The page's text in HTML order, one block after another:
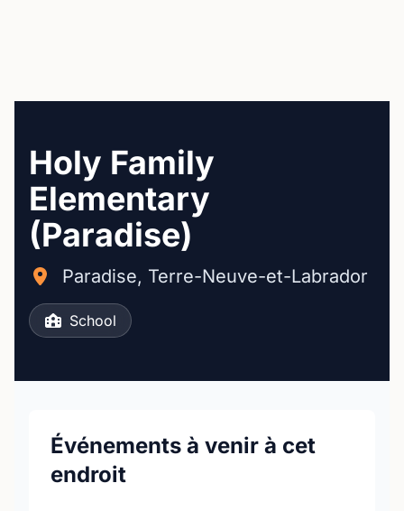
Holy Family
Elementary
(Paradise)
Paradise, Terre-Neuve-et-Labrador
School
Événements à venir à cet
endroit